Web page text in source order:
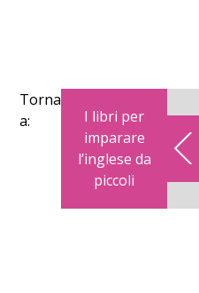
Torna
a:
I libri per
imparare
l’inglese da
piccoli